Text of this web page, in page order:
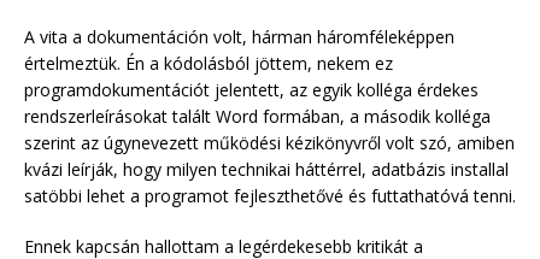
A vita a dokumentáción volt, hárman háromféleképpen
értelmeztük. Én a kódolásból jöttem, nekem ez
programdokumentációt jelentett, az egyik kolléga érdekes
rendszerleírásokat talált Word formában, a második kolléga
szerint az úgynevezett működési kézikönyvről volt szó, amiben
kvázi leírják, hogy milyen technikai háttérrel, adatbázis installal
satöbbi lehet a programot fejleszthetővé és futtathatóvá tenni.
Ennek kapcsán hallottam a legérdekesebb kritikát a